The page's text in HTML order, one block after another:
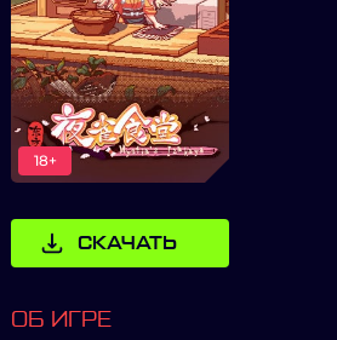
18+
СКАЧАТЬ
ОБ ИГРЕ